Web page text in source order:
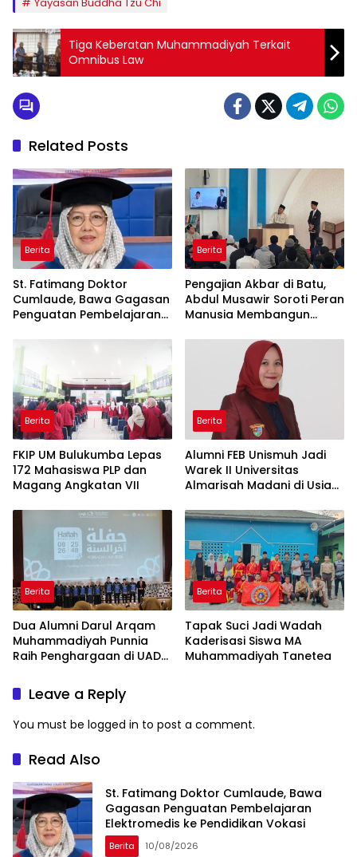
Yayasan Buddha Tzu Chi
Tiga Keberatan Muhammadiyah Terkait
Omnibus Law
Related Posts
Berita
St. Fatimang Doktor
Cumlaude, Bawa Gagasan
Penguatan Pembelajaran
Vokasi
Berita
Pengajian Akbar di Batu,
Abdul Musawir Soroti Peran
Manusia Membangun
Berita
FKIP UM Bulukumba Lepas
172 Mahasiswa PLP dan
Magang Angkatan VII
Berita
Alumni FEB Unismuh Jadi
Warek II Universitas
Almarisah Madani di Usia
Berita
Dua Alumni Darul Arqam
Muhammadiyah Punnia
Raih Penghargaan di UAD
Berita
Tapak Suci Jadi Wadah
Kaderisasi Siswa MA
Muhammadiyah Tanetea
Leave a Reply
You must be logged in to post a comment.
Read Also
St. Fatimang Doktor Cumlaude, Bawa
Gagasan Penguatan Pembelajaran
Elektromedis ke Pendidikan Vokasi
Berita 10/08/2026